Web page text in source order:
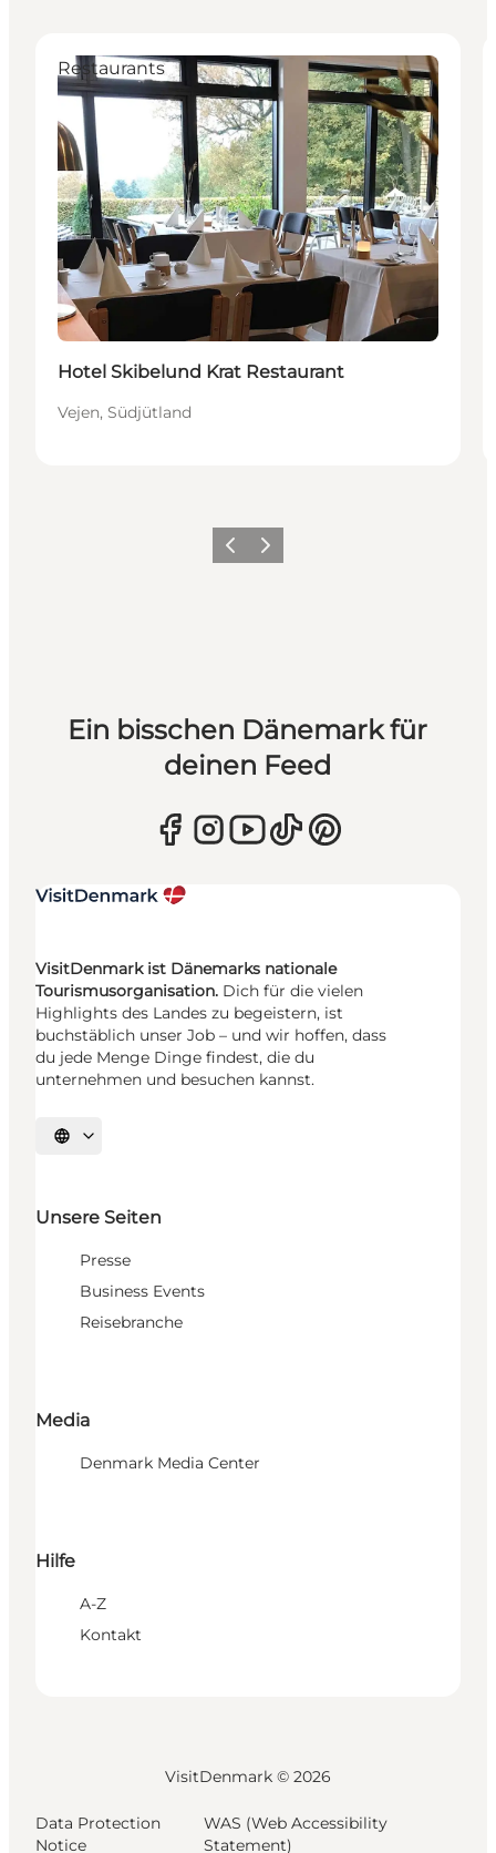
Restaurants
Hotel Skibelund Krat Restaurant
Vejen, Südjütland
ZurückWeiter
Ein bisschen Dänemark für
deinen Feed
VisitDenmark ist Dänemarks nationale
Tourismusorganisation. Dich für die vielen
Highlights des Landes zu begeistern, ist
buchstäblich unser Job – und wir hoffen, dass
du jede Menge Dinge findest, die du
unternehmen und besuchen kannst.
Sprache auswählen
Unsere Seiten
Presse
Business Events
Reisebranche
Media
Denmark Media Center
Hilfe
A-Z
Kontakt
VisitDenmark © 2026
Data Protection
Notice
WAS (Web Accessibility
Statement)